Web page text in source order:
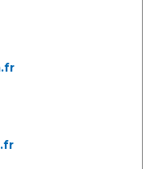
Formation